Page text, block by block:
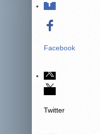
Facebook
Twitter